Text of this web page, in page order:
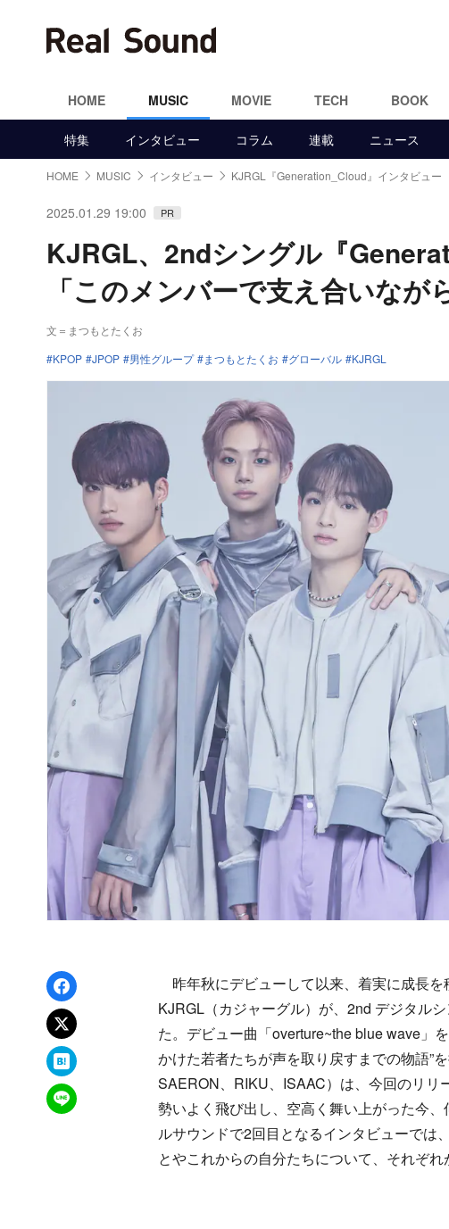
HOME MUSIC MOVIE TECH BOOK
特集 インタビュー コラム 連載 ニュース
HOME MUSIC インタビュー KJRGL『Generation_Cloud』インタビュー
2025.01.29 19:00 PR
KJRGL、2ndシングル『
「このメンバーで支え合いなが
文＝まつもとたくお
KPOP
JPOP 男性グループ まつもとたくお グローバル KJRGL
Facebookでシェア
xでポスト
はてなブックマーク
LINEで送る
昨年秋にデビューして以来、着実に成長を
KJRGL（カジャーグル）が、2nd デジタル
た。デビュー曲「overture~the blue wave」
かけた若者たちが声を取り戻すまでの物語”
SAERON、RIKU、ISAAC）は、今回のリリ
勢いよく飛び出し、空高く舞い上がった今
ルサウンドで2回目となるインタビューでは
とやこれからの自分たちについて、それぞ